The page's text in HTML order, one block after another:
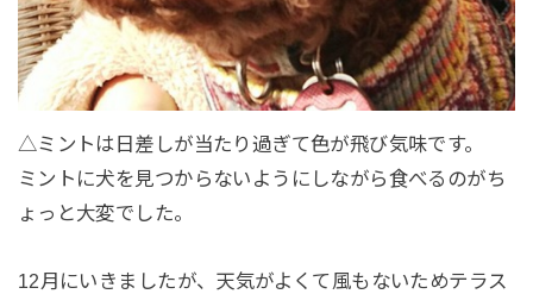
△ミントは日差しが当たり過ぎて色が飛び気味です。
ミントに犬を見つからないようにしながら食べるのがち
ょっと大変でした。
12月にいきましたが、天気がよくて風もないためテラス